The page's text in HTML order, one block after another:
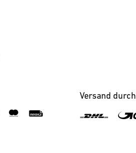
Versand durch